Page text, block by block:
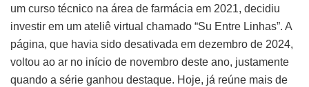
um curso técnico na área de farmácia em 2021, decidiu
investir em um ateliê virtual chamado “Su Entre Linhas”. A
página, que havia sido desativada em dezembro de 2024,
voltou ao ar no início de novembro deste ano, justamente
quando a série ganhou destaque. Hoje, já reúne mais de